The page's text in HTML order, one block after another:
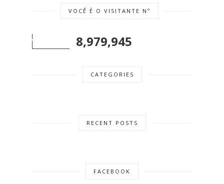
VOCÊ É O VISITANTE Nº
8,979,945
CATEGORIES
RECENT POSTS
FACEBOOK